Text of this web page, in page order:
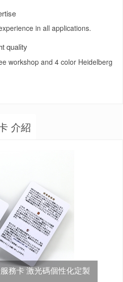
in all applications.
quality
workshop and 4 color Heidelberg
介紹
務卡 激光碼個性化定製